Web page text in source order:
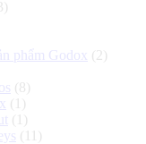
phẩm Godox (2)
(8)
(1)
(1)
(11)